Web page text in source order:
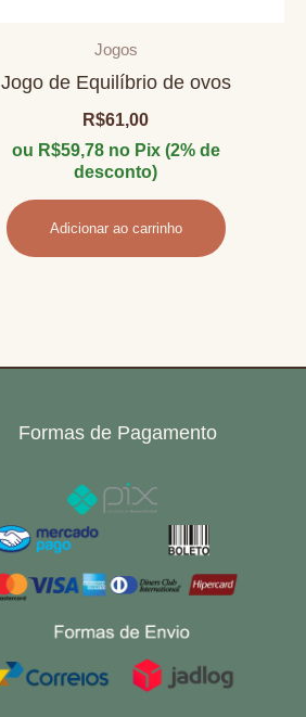
Jogos
Jogo de Equilíbrio de ovos
R$61,00
ou R$59,78no Pix (2% de
desconto)
Adicionar ao carrinho
Formas de Pagamento